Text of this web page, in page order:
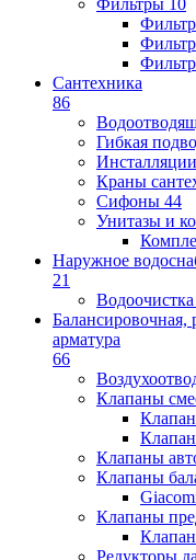
Сантехника
86
Гибкая
Инсталляции
Краны
Сифоны 44
Унитазы и
Наружное
21
Водоочистка
Балансировочная,
арматура
66
Клапаны
Клапаны
Клапаны
Клапаны
Редукторы